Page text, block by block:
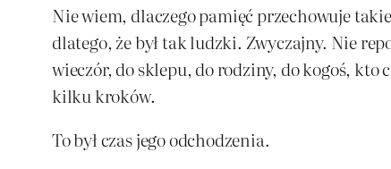
Nie wiem, dlaczego pamięć przechowuje
dlatego, że był tak ludzki. Zwyczajny. Nie
wieczór, do sklepu, do rodziny, do kogoś, kto
kilku kroków.
To był czas jego odchodzenia.